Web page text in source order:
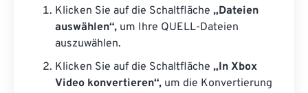
Klicken Sie auf die Schaltfläche „Dateien
auswählen“, um Ihre QUELL-Dateien
auszuwählen.
Klicken Sie auf die Schaltfläche „In Xbox
Video konvertieren“, um die Konvertierung